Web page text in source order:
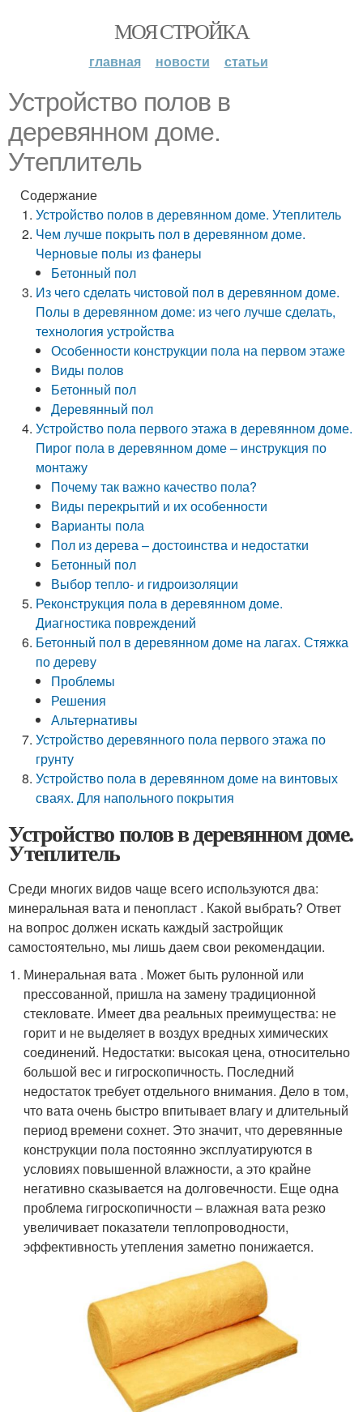
МОЯ СТРОЙКА
главная новости статьи
Устройство полов в
деревянном доме.
Утеплитель
Содержание
Устройство полов в деревянном доме. Утеплитель
Чем лучше покрыть пол в деревянном доме.
Черновые полы из фанеры
Бетонный пол
Из чего сделать чистовой пол в деревянном доме.
Полы в деревянном доме: из чего лучше сделать,
технология устройства
Особенности конструкции пола на первом этаже
Виды полов
Бетонный пол
Деревянный пол
Устройство пола первого этажа в деревянном доме.
Пирог пола в деревянном доме – инструкция по
монтажу
Почему так важно качество пола?
Виды перекрытий и их особенности
Варианты пола
Пол из дерева – достоинства и недостатки
Бетонный пол
Выбор тепло- и гидроизоляции
Реконструкция пола в деревянном доме.
Диагностика повреждений
Бетонный пол в деревянном доме на лагах. Стяжка
по дереву
Проблемы
Решения
Альтернативы
Устройство деревянного пола первого этажа по
грунту
Устройство пола в деревянном доме на винтовых
сваях. Для напольного покрытия
Устройство полов в деревянном доме.
Утеплитель
Среди многих видов чаще всего используются два:
минеральная вата и пенопласт . Какой выбрать? Ответ
на вопрос должен искать каждый застройщик
самостоятельно, мы лишь даем свои рекомендации.
Минеральная вата . Может быть рулонной или
прессованной, пришла на замену традиционной
стекловате. Имеет два реальных преимущества: не
горит и не выделяет в воздух вредных химических
соединений. Недостатки: высокая цена, относительно
большой вес и гигроскопичность. Последний
недостаток требует отдельного внимания. Дело в том,
что вата очень быстро впитывает влагу и длительный
период времени сохнет. Это значит, что деревянные
конструкции пола постоянно эксплуатируются в
условиях повышенной влажности, а это крайне
негативно сказывается на долговечности. Еще одна
проблема гигроскопичности – влажная вата резко
увеличивает показатели теплопроводности,
эффективность утепления заметно понижается.